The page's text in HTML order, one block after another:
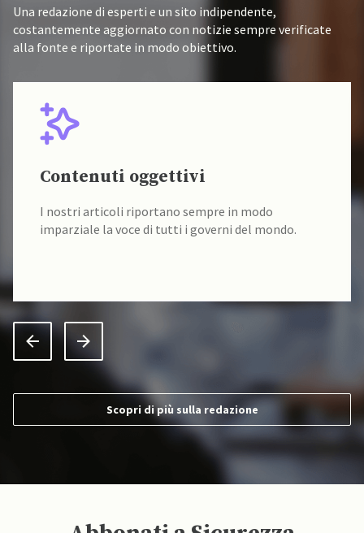
Una redazione di esperti e un sito indipendente,
costantemente aggiornato con notizie sempre verificate
alla fonte e riportate in modo obiettivo.
Contenuti oggettivi
I nostri articoli riportano sempre in modo
imparziale la voce di tutti i governi del mondo.
Scopri di più sulla redazione